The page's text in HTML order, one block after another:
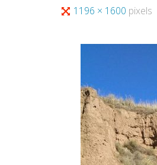
Tamaño
1196 × 1600 pixels